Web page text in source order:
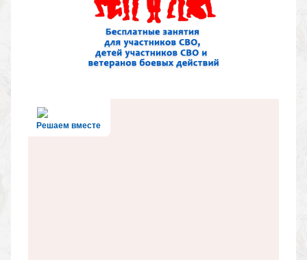
Решаем вместе